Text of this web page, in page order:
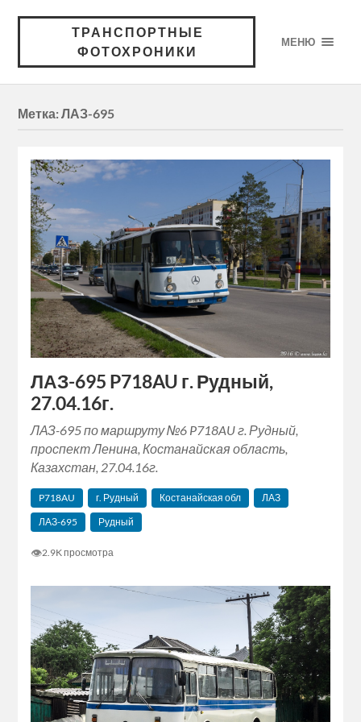
ТРАНСПОРТНЫЕ
ФОТОХРОНИКИ
МЕНЮ
Метка:ЛАЗ-695
ЛАЗ-695 P718AU г. Рудный,
27.04.16г.
ЛАЗ-695 по маршруту №6 P718AU г. Рудный,
проспект Ленина, Костанайская область,
Казахстан, 27.04.16г.
P718AU г. Рудный Костанайская обл
ЛАЗ
ЛАЗ-695
Рудный
👁2.9K просмотра